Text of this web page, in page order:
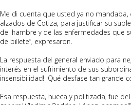
Me di cuenta que usted ya no
alzados de Cotiza, para justificar su
del hambre y de las enfermedades que
de billete”, expresaron.
La respuesta del general enviado para
interés en el sufrimiento de sus
insensibilidad! ¡Qué desfase tan grande
Esa respuesta, hueca y politizada, fue